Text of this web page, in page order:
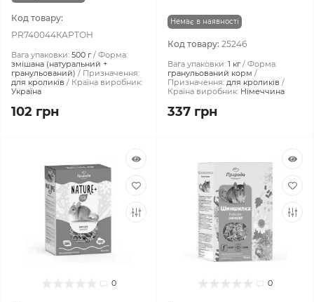
Код товару:
PR740044КАРТОН
Вага упаковки: 500 г
Форма:
змішана (натуральний +
гранульований)
Призначення:
для кроликів
Країна виробник:
Україна
102 грн
Немає в наявності
Код товару: 25246
Вага упаковки: 1 кг
Форма:
гранульований корм
Призначення: для кроликів
Країна виробник: Німеччина
337 грн
0 0